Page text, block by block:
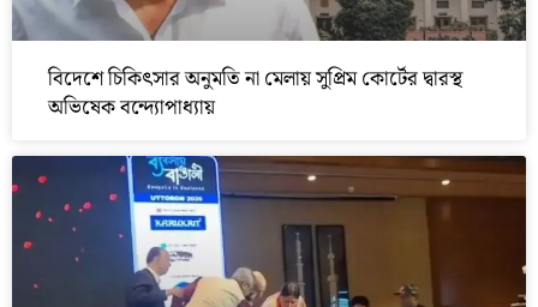
বিদেশে চিকিৎসার অনুমতি না মেলায় সুপ্রিম কোর্টের দ্বারস্থ
অভিষেক বন্দ্যোপাধ্যায়